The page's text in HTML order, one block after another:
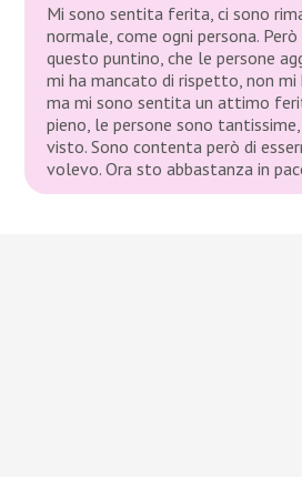
Mi sono sentita ferita, ci sono
normale, come ogni persona.
questo puntino, che le persone
mi ha mancato di rispetto, non
ma mi sono sentita un attimo
pieno, le persone sono tantissime,
visto. Sono contenta però di
volevo. Ora sto abbastanza in